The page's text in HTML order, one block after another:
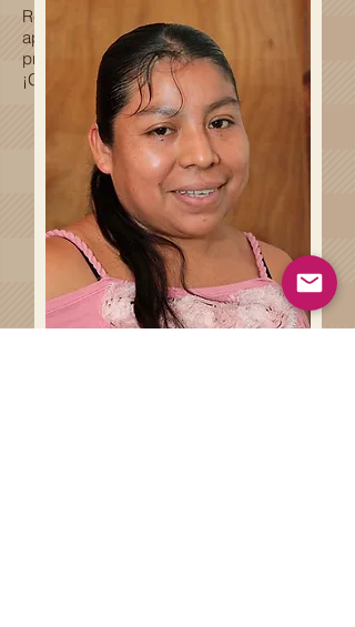
Recuerda que al adquirir esta prenda
apoyas al desarrollo económico y
profesional de una familia Oaxaqueña.
¡Gracias por ser parte de esta historia!